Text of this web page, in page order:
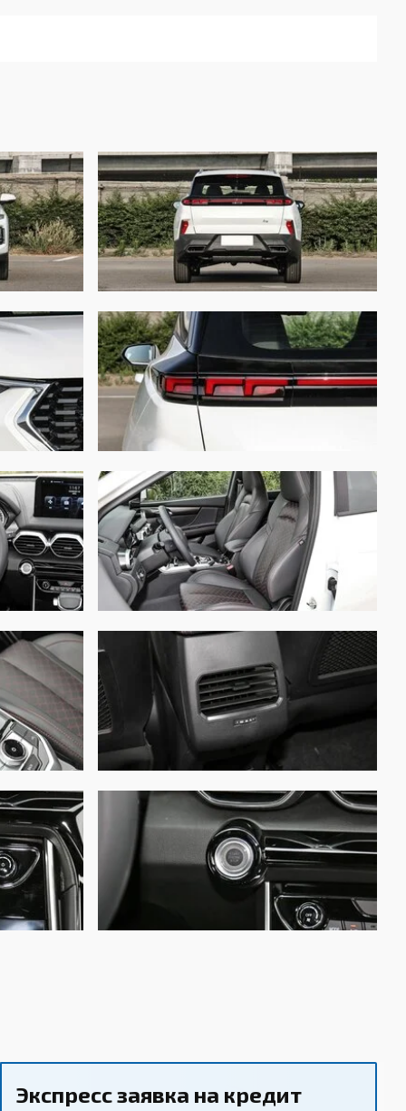
мм
мм
мм
6-ти ступенчатая
подвеска типа Макферсон
независимая
вентилируемые
Экспресс заявка на кредит